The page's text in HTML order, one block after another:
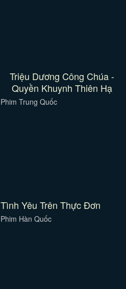
Triệu Dương Công Chúa -
Quyền Khuynh Thiên Hạ
Phim Trung Quốc
Tình Yêu Trên Thực Đơn
Phim Hàn Quốc